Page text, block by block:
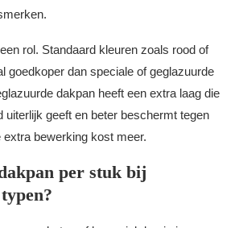
rol. Standaard kleuren zoals rood of
goedkoper dan speciale of geglazuurde
dakpan heeft een extra laag die
uiterlijk geeft en beter beschermt tegen
bewerking kost meer.
per stuk bij